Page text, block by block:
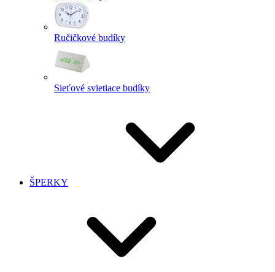
Ručičkové budíky
Sieťové svietiace budíky
ŠPERKY